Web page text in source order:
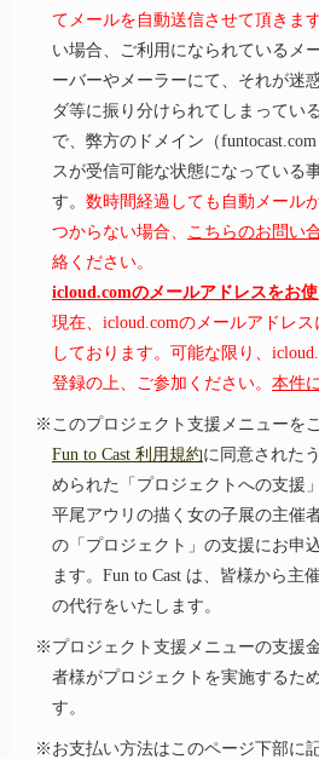
てメールを自動送信させて頂きます
い場合、ご利用になられているメ
ーバーやメーラーにて、それが迷
ダ等に振り分けられてしまってい
で、弊方のドメイン（
スが受信可能な状態になっている
す。 数時間経過しても自動メール
つからない場合、
こちらのお問い
絡ください。
icloud.comのメールアドレスをお
現在、icloud.comのメールアドレ
しております。可能な限り、
登録の上、ご参加ください。 本件
※このプロジェクト支援メニューを
Fun to Cast 利用規約に同意された
められた「プロジェクトへの支援
平尾アウリ の描く女の子展の主催
の「プロジェクト」の支援にお申
ます。Fun to Cast は、皆様から主
の代行をいたします。
※プロジェクト支援メニューの支援
者様がプロジェクトを実施するた
す。
※お支払い方法はこのページ下部に